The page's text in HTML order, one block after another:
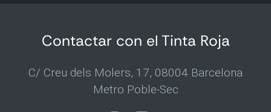
Contactar con el Tinta Roja
C/ Creu dels Molers, 17, 08004 Barcelona
Metro Poble-Sec